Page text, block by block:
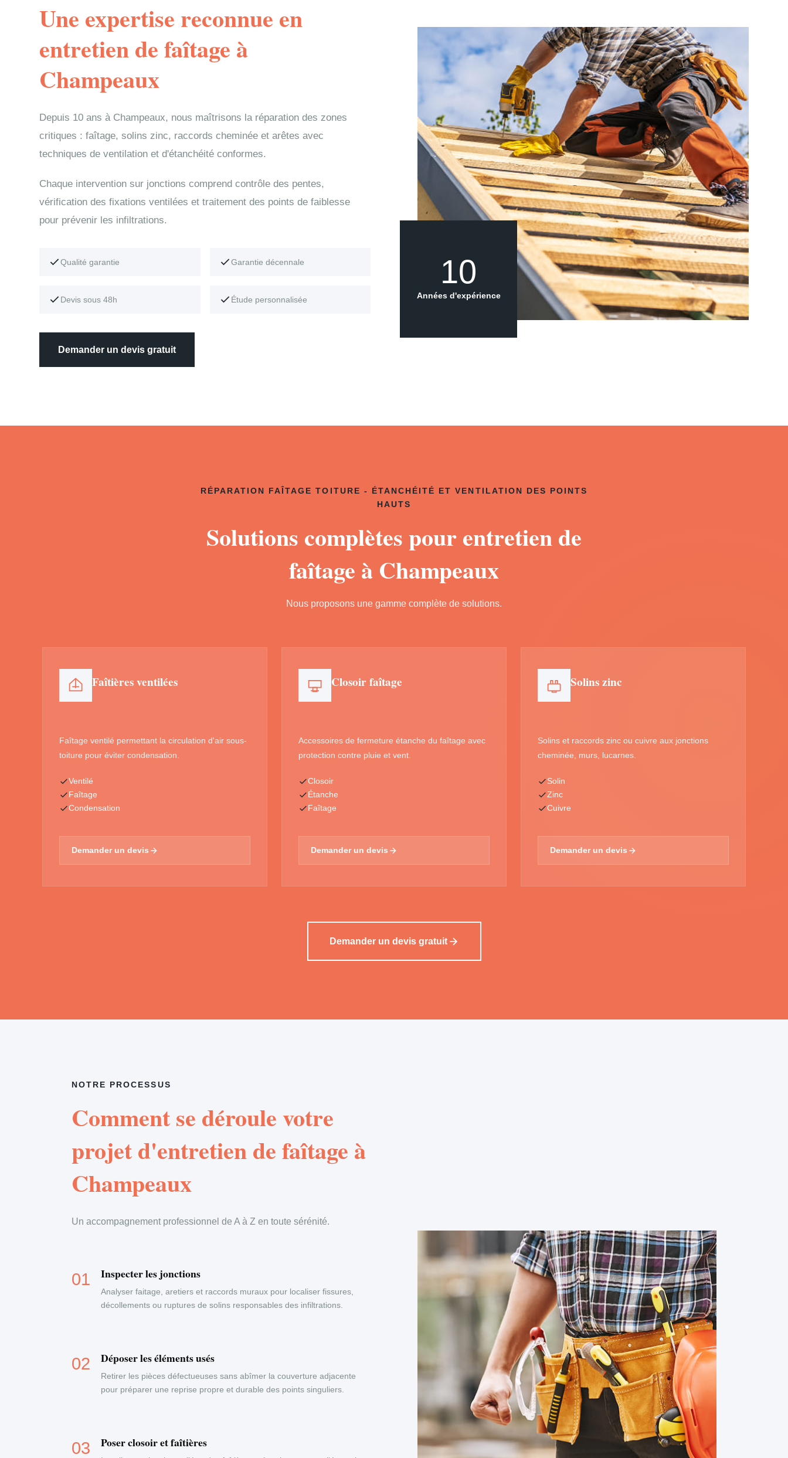
Une expertise reconnue en
entretien de faîtage à
Champeaux
Depuis 10 ans à Champeaux, nous maîtrisons la réparation des zones
critiques : faîtage, solins zinc, raccords cheminée et arêtes avec
techniques de ventilation et d'étanchéité conformes.
Chaque intervention sur jonctions comprend contrôle des pentes,
vérification des fixations ventilées et traitement des points de faiblesse
pour prévenir les infiltrations.
Qualité garantie Garantie décennale
Devis sous 48h Étude personnalisée
Demander un devis gratuit
10
Années d'expérience
RÉPARATION FAÎTAGE TOITURE - ÉTANCHÉITÉ ET VENTILATION DES POINTS
HAUTS
Solutions complètes pour entretien de
faîtage à Champeaux
Nous proposons une gamme complète de solutions.
Faîtières ventilées
Faîtage ventilé permettant la circulation d'air sous-
toiture pour éviter condensation.
Ventilé
Faîtage
Condensation
Demander un devis
Closoir faîtage
Accessoires de fermeture étanche du faîtage avec
protection contre pluie et vent.
Closoir
Étanche
Faîtage
Demander un devis
Solins zinc
Solins et raccords zinc ou cuivre aux jonctions
cheminée, murs, lucarnes.
Solin
Zinc
Cuivre
Demander un devis
Demander un devis gratuit
NOTRE PROCESSUS
Comment se déroule votre
projet d'entretien de faîtage à
Champeaux
Un accompagnement professionnel de A à Z en toute sérénité.
Inspecter les jonctions
Analyser faitage, aretiers et raccords muraux pour localiser fissures,
décollements ou ruptures de solins responsables des infiltrations.
Déposer les éléments usés
Retirer les pièces défectueuses sans abîmer la couverture adjacente
pour préparer une reprise propre et durable des points singuliers.
Poser closoir et faîtières